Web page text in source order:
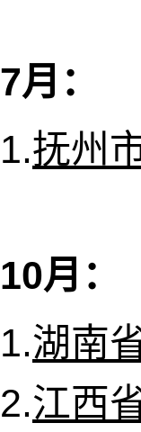
7月：
1.抚州
10月：
1.湖南
2.江西